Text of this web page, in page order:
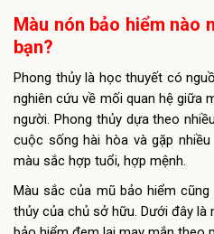
Màu nón bảo hiểm nào
bạn?
Phong thủy là học thuyết có
nghiên cứu về mối quan hệ giữa
người. Phong thủy dựa theo
cuộc sống hài hòa và gặp
màu sắc hợp tuổi, hợp mệnh.
Màu sắc của mũ bảo hiểm
thủy của chủ sở hữu. Dưới đây